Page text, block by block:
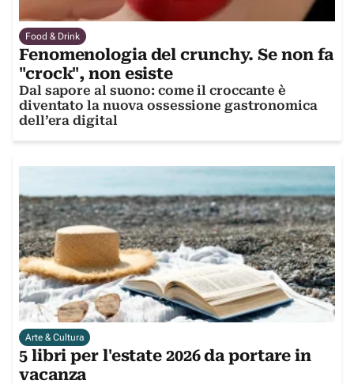
Food & Drink
Fenomenologia del crunchy. Se non fa
"crock", non esiste
Dal sapore al suono: come il croccante è
diventato la nuova ossessione gastronomica
dell’era digital
Arte & Cultura
5 libri per l'estate 2026 da portare in
vacanza